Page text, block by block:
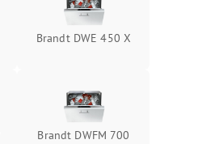
Brandt DWE 450 X
Brandt DWFM 700